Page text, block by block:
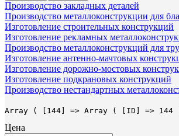
Производство закладных деталей
Производство металлоконструкции для
Изготовление строительных конструкций
Изготовление рекламных
Производство металлоконструкций для
Изготовление антенно-мачтовых
Изготовление дорожно-мостовых
Изготовление подкрановых конструкций
Производство нестандартных
Array ( [144] => Array ( [ID] => 144
Цена